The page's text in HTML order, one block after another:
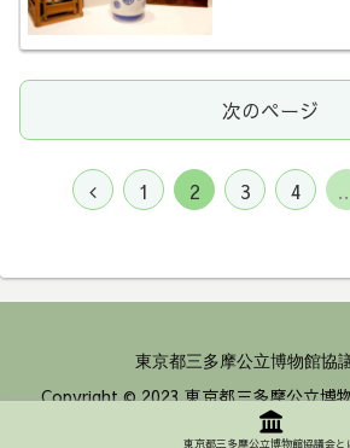
次のページ
前
1 2 3 4
東京都三多摩公立博物館協
Copyright © 2023 東京都三多摩公立博
Reserved.
東京都三多摩公立博物館協議会と